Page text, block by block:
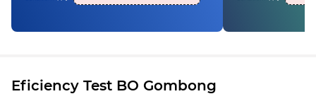
Eficiency Test BO Gombong